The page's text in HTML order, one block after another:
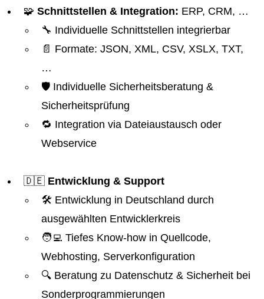
🧩 Schnittstellen & Integration: ERP, CRM, …
🔧 Individuelle Schnittstellen integrierbar
📄 Formate: JSON, XML, CSV, XSLX, TXT,
…
🛡️ Individuelle Sicherheitsberatung &
Sicherheitsprüfung
🔁 Integration via Dateiaustausch oder
Webservice
🇩🇪 Entwicklung & Support
🛠️ Entwicklung in Deutschland durch
ausgewählten Entwicklerkreis
🧑‍💻 Tiefes Know-how in Quellcode,
Webhosting, Serverkonfiguration
🔍 Beratung zu Datenschutz & Sicherheit bei
Sonderprogrammierungen